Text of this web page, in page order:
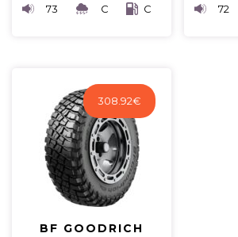
73 C C 72
308.92€
BF GOODRICH